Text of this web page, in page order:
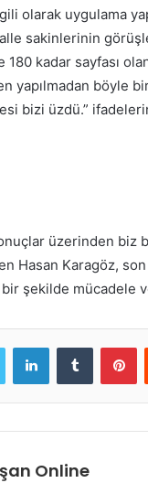
olarak uygulama
sakinlerinin
kadar sayfası
yapılmadan böyle
bizi üzdü.”
üzerinden biz
Hasan Karagöz,
şekilde mücadele
Twitter LinkedInTumblr
Online